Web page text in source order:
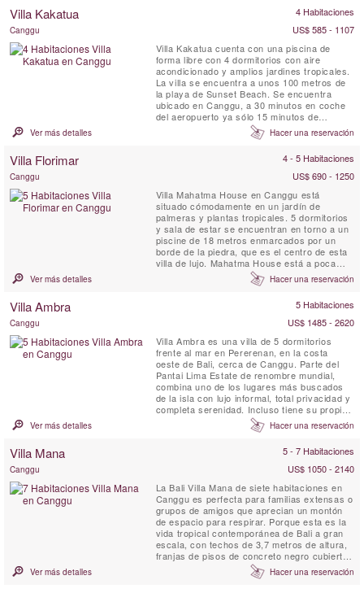
own unique character. Five-bedroomed Villa
Villa Kakatua 4 Habitaciones
Canggu
US$ 585 - 1107
Villa Kakatua cuenta con una piscina de
forma libre con 4 dormitorios con aire
acondicionado y amplios jardines tropicales.
La villa se encuentra a unos 100 metros de
la playa de Sunset Beach. Se encuentra
ubicado en Canggu, a 30 minutos en coche
del aeropuerto ya sólo 15 minutos de
Seminyak y Legian, donde los mejores
restaurantes y tiendas.
Ver más detalles Hacer una reservación
Villa Florimar 4 - 5 Habitaciones
Canggu
US$ 690 - 1250
Villa Mahatma House en Canggu está
situado cómodamente en un jardín de
palmeras y plantas tropicales. 5 dormitorios
y sala de estar se encuentran en torno a un
piscine de 18 metros enmarcados por un
borde de la piedra, que es el centro de esta
villa de lujo. Mahatma House está a poca
distancia a pie del encantador pueblo balinés
tradicional Seseh y de la playa para el surf.
Ver más detalles Hacer una reservación
Villa Ambra 5 Habitaciones
Canggu
US$ 1485 - 2620
Villa Ambra es una villa de 5 dormitorios
frente al mar en Pererenan, en la costa
oeste de Bali, cerca de Canggu. Parte del
Pantai Lima Estate de renombre mundial,
combina uno de los lugares más buscados
de la isla con lujo informal, total privacidad y
completa serenidad. Incluso tiene su propio
cine privado y una biblioteca bien surtida
con iMac e impresora. Las cinco suites
difieren en diseño entre sí. Amplios jardines
Ver más detalles Hacer una reservación
Villa Mana 5 - 7 Habitaciones
Canggu
US$ 1050 - 2140
La Bali Villa Mana de siete habitaciones en
Canggu es perfecta para familias extensas o
grupos de amigos que aprecian un montón
de espacio para respirar. Porque esta es la
vida tropical contemporánea de Bali a gran
escala, con techos de 3,7 metros de altura,
franjas de pisos de concreto negro cubiertos
de kilim y suficiente espacio habitable de
varios niveles para tragarse a una multitud,
Ver más detalles Hacer una reservación